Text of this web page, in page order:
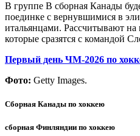
В группе В сборная Канады
поединке с вернувшимися в
итальянцами. Рассчитывают
которые сразятся с командой
Первый день ЧМ-2026 по
Фото: Getty Images.
Сборная Канады по хоккею
сборная Финляндии по хоккею